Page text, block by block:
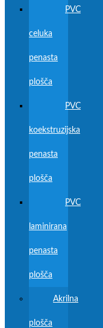
PVC
celuka
penasta
plošča
PVC
koekstruzijska
penasta
plošča
PVC
laminirana
penasta
plošča
Akrilna
plošča